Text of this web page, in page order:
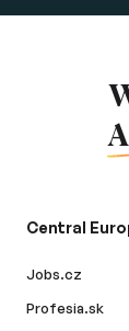
Central
Jobs.cz
Profesia.sk